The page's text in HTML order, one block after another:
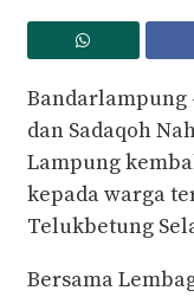
Bandarlampung
dan Sadaqoh
Lampung
kepada warga
Telukbetung
Bersama